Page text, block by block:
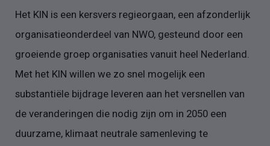
Het KIN is een kersvers regieorgaan, een afzonderlijk
organisatieonderdeel van NWO, gesteund door een
groeiende groep organisaties vanuit heel Nederland.
Met het KIN willen we zo snel mogelijk een
substantiële bijdrage leveren aan het versnellen van
de veranderingen die nodig zijn om in 2050 een
duurzame, klimaat neutrale samenleving te